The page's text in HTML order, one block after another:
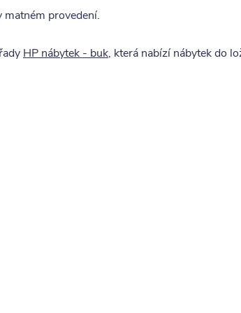
matném provedení.
HP nábytek - buk, která nabízí nábytek do